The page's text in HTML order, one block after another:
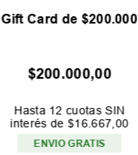
Gift Card de $200.000
$200.000,00
Hasta 12 cuotas SIN
interés de$16 .667 00
ENVIO GRATIS